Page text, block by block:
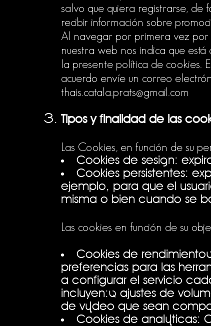
salvo que quiera registrarse, de
recibir información sobre
Al navegar por primera vez por
nuestra web nos indica que
la presente política de cookies.
acuerdo envíe un correo
thais.catala.prats@gmail.com
Tipos y finalidad de las
Las Cookies, en función de su
Cookies de sesión:
Cookies persistentes:
ejemplo, para que el
misma o bien cuando se
Las cookies en función de su
Cookies de
preferencias para las
a configurar el servicio
incluyen: ajustes de
de vídeo que sean
Cookies de analíticas: